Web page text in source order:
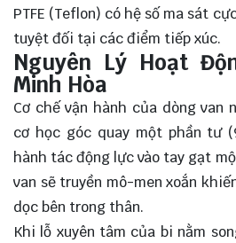
PTFE (Teflon) có hệ số ma sát
tuyệt đối tại các điểm tiếp xúc.
Nguyên Lý Hoạt
Minh Hòa
Cơ chế vận hành của dòng van
cơ học góc quay một phần tư
hành tác động lực vào tay gạt
van sẽ truyền mô-men xoắn
dọc bên trong thân.
Khi lỗ xuyên tâm của bi nằm